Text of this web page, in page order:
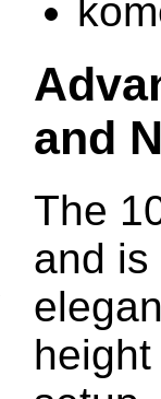
and
The
and is